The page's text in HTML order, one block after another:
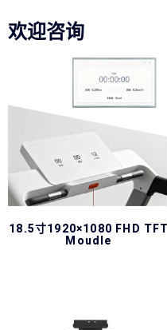
欢迎咨询
18.5寸1920×1080 FHD TFT
Moudle